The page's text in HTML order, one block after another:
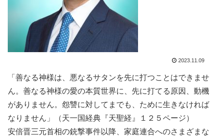
2023.11.09
「善なる神様は、悪なるサタンを先に打つことはできませ
ん。善なる神様の愛の本質世界に、先に打てる原因、動機
がありません。怨讐に対してまでも、ために生きなければ
なりません」（天一国経典『天聖経』１２５ページ）
安倍晋三元首相の銃撃事件以降、家庭連合へのさまざまな